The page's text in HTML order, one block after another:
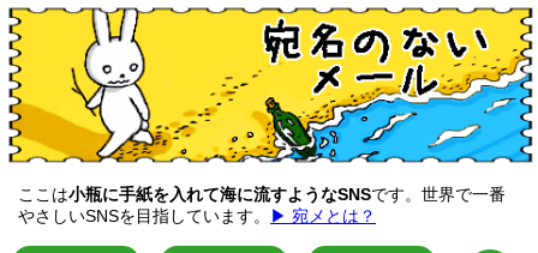
ここは小瓶に手紙を入れて海に流すようなSNSです。世界で一番
やさしいSNSを目指しています。
▶ 宛メとは？